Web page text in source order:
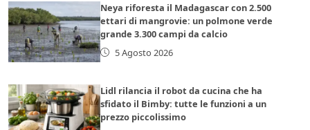
Neya riforesta il Madagascar con 2.500
ettari di mangrovie: un polmone verde
grande 3.300 campi da calcio
5 Agosto 2026
Lidl rilancia il robot da cucina che ha
sfidato il Bimby: tutte le funzioni a un
prezzo piccolissimo